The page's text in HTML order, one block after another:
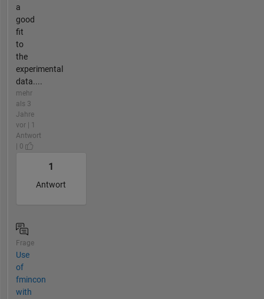
a
good
fit
to
the
experimental
data....
mehr
als 3
Jahre
vor | 1
Antwort
| 0
1
Antwort
Frage
Use
of
fmincon
with